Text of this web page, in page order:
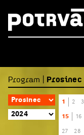
Program |
1 2 3
15 16
27 28